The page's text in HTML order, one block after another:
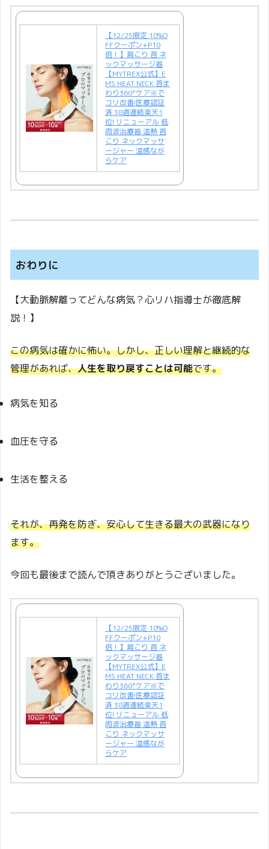
【12/25限定 10%O
FFクーポン+P10
倍！】肩こり 首 ネ
ックマッサージ器
【MYTREX公式】E
MS HEAT NECK 首ま
わり360°ケア※で
コリ改善!医療認証
済 38週連続楽天1
位! リニューアル 低
周波治療器 温熱 首
こり ネックマッサ
ージャー 温感なが
らケア
おわりに
【大動脈解離ってどんな病気？心リハ指導士が徹底解
説！】
この病気は確かに怖い。しかし、正しい理解と継続的な
管理があれば、人生を取り戻すことは可能です。
病気を知る
血圧を守る
生活を整える
それが、再発を防ぎ、安心して生きる最大の武器になり
ます。
今回も最後まで読んで頂きありがとうございました。
【12/25限定 10%O
FFクーポン+P10
倍！】肩こり 首 ネ
ックマッサージ器
【MYTREX公式】E
MS HEAT NECK 首ま
わり360°ケア※で
コリ改善!医療認証
済 38週連続楽天1
位! リニューアル 低
周波治療器 温熱 首
こり ネックマッサ
ージャー 温感なが
らケア